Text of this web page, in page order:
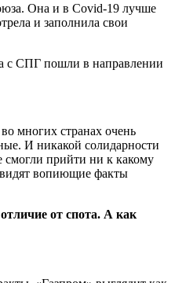
Она и в Covid-19 лучше
и заполнила свои
с СПГ пошли в направлении
многих странах очень
И никакой солидарности
смогли прийти ни к какому
вопиющие факты
от спота. А как